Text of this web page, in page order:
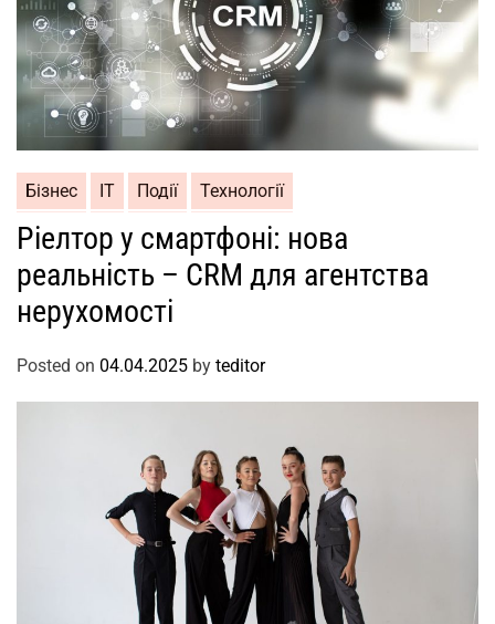
Бізнес ІТ Події Технології
Ріелтор у смартфоні: нова
реальність – CRM для агентства
нерухомості
Posted on 04.04.2025 by teditor